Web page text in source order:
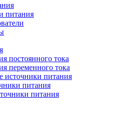
питания
постоянного тока
переменного тока
источники питания
питания
питания